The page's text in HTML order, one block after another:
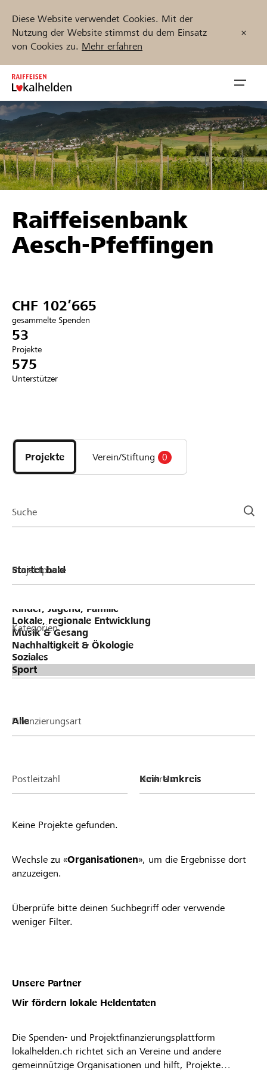
Diese Website verwendet Cookies. Mit der
Nutzung der Website stimmst du dem Einsatz
von Cookies zu. Mehr erfahren
Zum
Inhalt
springen
öffnen
Unterstützen
Hilfe & Support
Anmelden
Projekte und Organisationen finden
Jetzt starten
DE FR IT
Raiffeisenbank
Aesch-Pfeffingen
CHF 102’665
gesammelte Spenden
53
Projekte
575
Unterstützer
Projekte
und
Organisationen
Projekte Verein/Stiftung 0
Suche
Projektphase
Kategorien
Finanzierungsart
Postleitzahl Umkreis
Keine Projekte gefunden.
Wechsle zu «Organisationen», um die Ergebnisse dort
anzuzeigen.
Überprüfe bitte deinen Suchbegriff oder verwende
weniger Filter.
Unsere Partner
Wir fördern lokale Heldentaten
Die Spenden- und Projektfinanzierungsplattform
lokalhelden.ch richtet sich an Vereine und andere
gemeinnützige Organisationen und hilft, Projekte